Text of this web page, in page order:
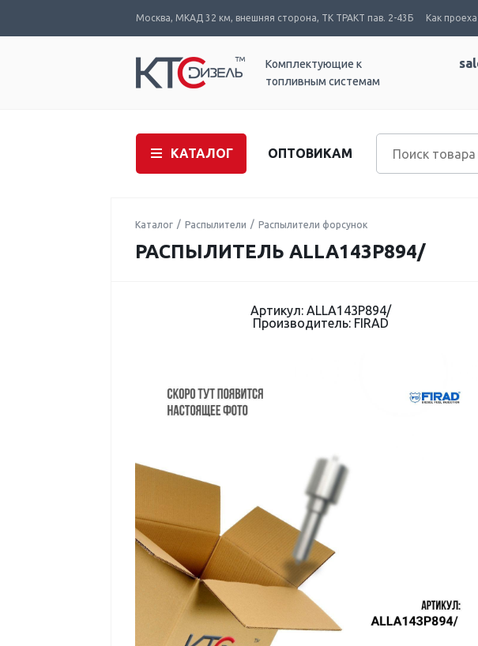
Москва, МКАД 32 км, внешняя сторона, ТК ТРАКТ пав. 2-43Б Как
Комплектующие к
топливным системам
КАТАЛОГ ОПТОВИКАМ
Каталог Распылители Распылители форсунок
РАСПЫЛИТЕЛЬ ALLA143P894/
Артикул: ALLA143P894/
Производитель: FIRAD